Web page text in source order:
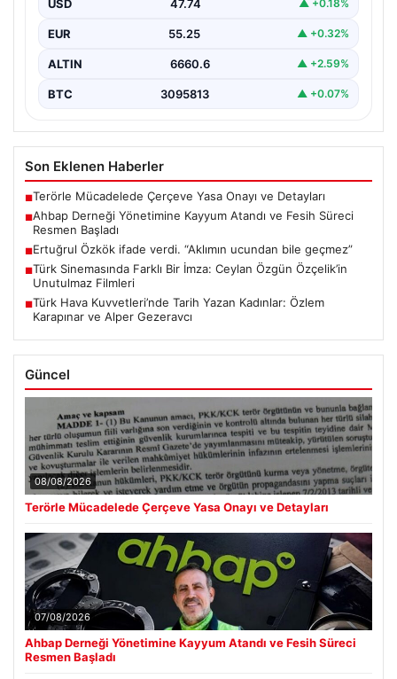
USD 47.74 ▲ +0.18%
EUR 55.25 ▲ +0.32%
ALTIN 6660.6 ▲ +2.59%
BTC 3095813 ▲ +0.07%
Son Eklenen Haberler
■Terörle Mücadelede Çerçeve Yasa Onayı ve Detayları
■Ahbap Derneği Yönetimine Kayyum Atandı ve Fesih Süreci
Resmen Başladı
■Ertuğrul Özkök ifade verdi. “Aklımın ucundan bile geçmez”
■Türk Sinemasında Farklı Bir İmza: Ceylan Özgün Özçelik’in
Unutulmaz Filmleri
■Türk Hava Kuvvetleri’nde Tarih Yazan Kadınlar: Özlem
Karapınar ve Alper Gezeravcı
Güncel
08/08/2026
Terörle Mücadelede Çerçeve Yasa Onayı ve Detayları
07/08/2026
Ahbap Derneği Yönetimine Kayyum Atandı ve Fesih Süreci
Resmen Başladı